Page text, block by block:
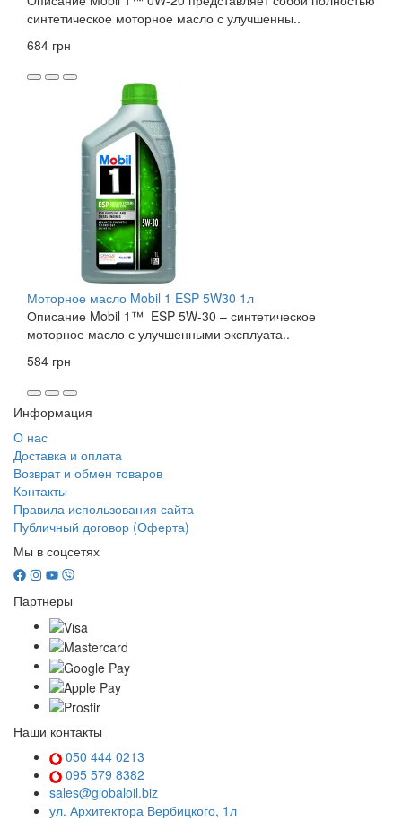
синтетическое моторное масло с улучшенны..
684 грн
Моторное масло Mobil 1 ESP 5W30 1л
Описание Mobil 1™ ESP 5W-30 – синтетическое
моторное масло с улучшенными эксплуата..
584 грн
Информация
О нас
Доставка и оплата
Возврат и обмен товаров
Контакты
Правила использования сайта
Публичный договор (Оферта)
Мы в соцсетях
Партнеры
Наши контакты
050 444 0213
095 579 8382
sales@globaloil.biz
ул. Архитектора Вербицкого, 1л